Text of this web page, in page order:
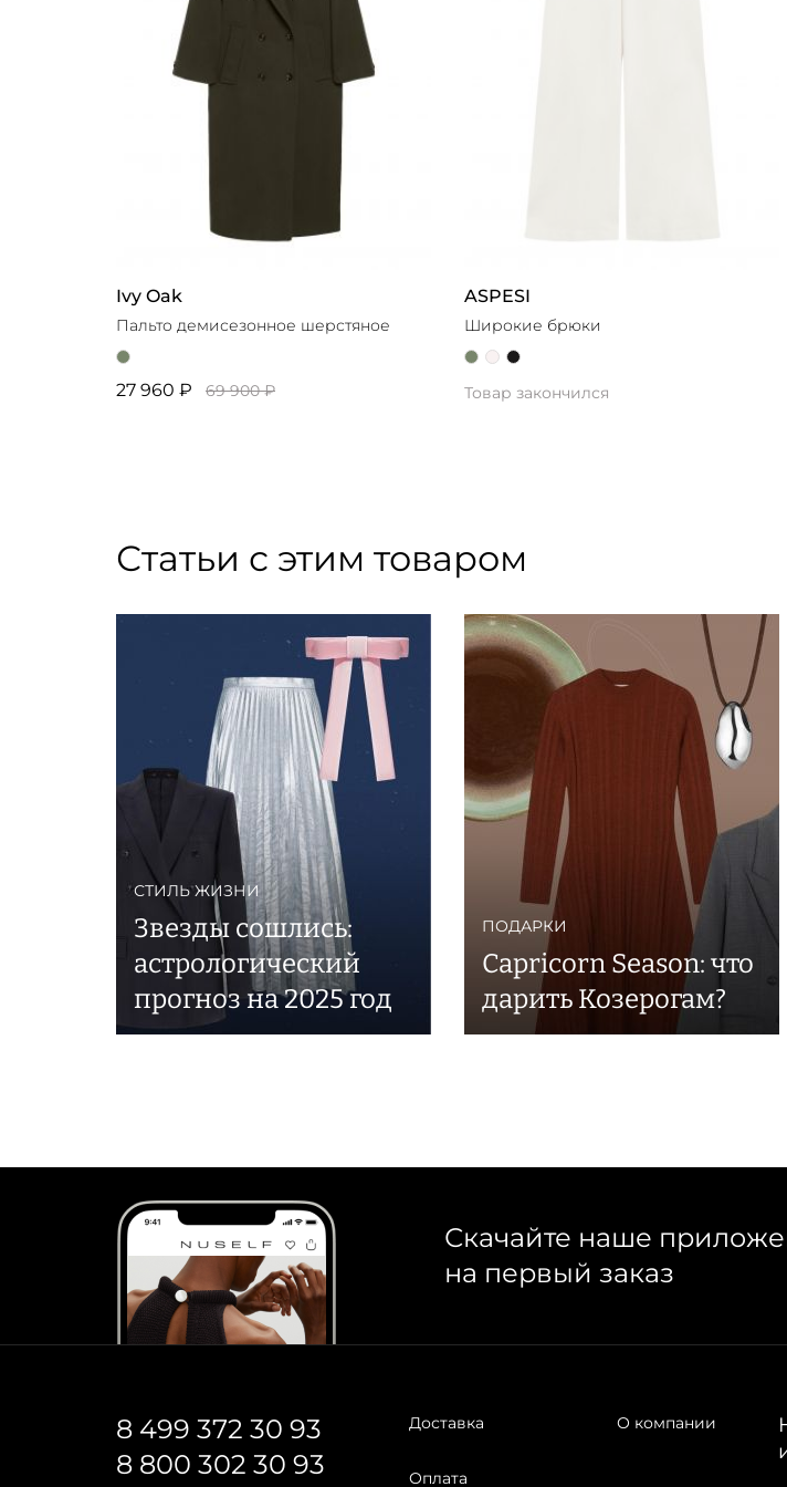
Ivy Oak
Пальто демисезонное шерстяное
27 960 ₽ 69 900 ₽
ASPESI
Широкие брюки
Товар закончился
Статьи с этим товаром
СТИЛЬ ЖИЗНИ
Звезды сошлись:
астрологический
прогноз на 2025 год
ПОДАРКИ
Capricorn Season: что
дарить Козерогам?
Скачайте наше
на первый заказ
8 499 372 30 93
8 800 302 30 93
Доставка
Оплата
О компании